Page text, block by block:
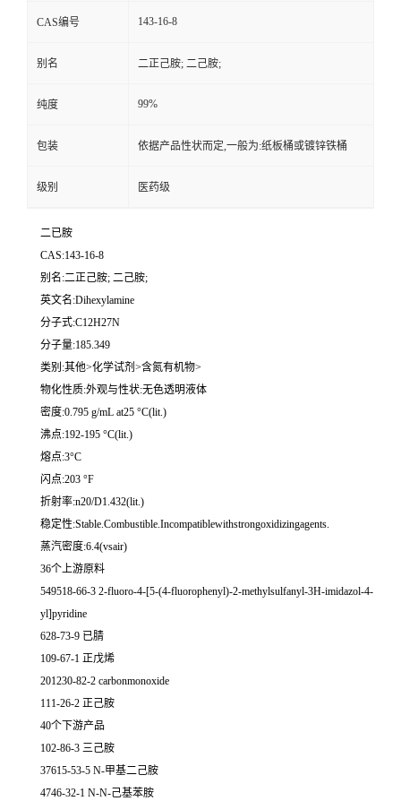
CAS编号 143-16-8
别名 二正己胺; 二己胺;
纯度 99%
包装 依据产品性状而定,一般为:纸板桶或镀锌铁桶
级别 医药级
二已胺
CAS:143-16-8
别名:二正己胺; 二己胺;
英文名:Dihexylamine
分子式:C12H27N
分子量:185.349
类别:其他>化学试剂>含氮有机物>
物化性质:外观与性状:无色透明液体
密度:0.795 g/mL at25 °C(lit.)
沸点:192-195 °C(lit.)
熔点:3°C
闪点:203 °F
折射率:n20/D1.432(lit.)
稳定性:Stable.Combustible.Incompatiblewithstrongoxidizingagents.
蒸汽密度:6.4(vsair)
36个上游原料
549518-66-3 2-fluoro-4-[5-(4-fluorophenyl)-2-methylsulfanyl-3H-imidazol-4-
yl]pyridine
628-73-9 已腈
109-67-1 正戊烯
201230-82-2 carbonmonoxide
111-26-2 正己胺
40个下游产品
102-86-3 三己胺
37615-53-5 N-甲基二己胺
4746-32-1 N-N-己基苯胺